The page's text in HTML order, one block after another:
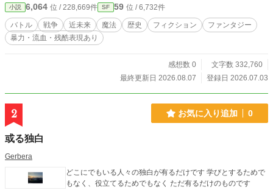
小説 6,064 位 / 228,669件 SF 59 位 / 6,732件
バトル 戦争 近未来 魔法 歴史 フィクション
ファンタジー
暴力・流血・残酷表現あり
感想数 0
文字数 332,760
最終更新日 2026.08.07
登録日 2026.07.03
2 お気に入り追加 0
或る独白
Gerbera
どこにでもいる人々の独白が有るだけです 学びとするためで
もなく、役立てるためでもなく ただ有るだけのものです